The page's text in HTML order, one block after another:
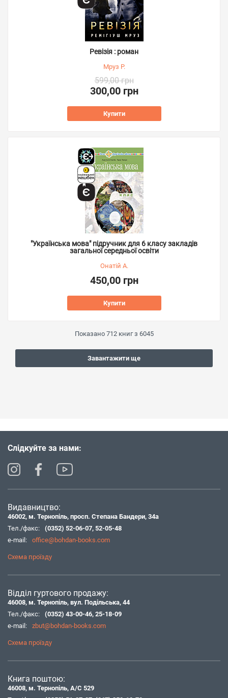
Ревізія : роман
Мруз Р.
599,00 грн
300,00 грн
Купити
"Українська мова" підручник для 6 класу закладів
загальної середньої освіти
Онатій А.
450,00 грн
Купити
Показано 712книг з 6045
Завантажити ще
Слідкуйте за нами:
Видавництво:
46002, м. Тернопіль, просп. Степана Бандери, 34а
Тел./факс:
(0352) 52-06-07, 52-05-48
e-mail:
office@bohdan-books.com
Схема проїзду
Відділ гуртового продажу:
46008, м. Тернопіль, вул. Подільська, 44
Тел./факс:
(0352) 43-00-46, 25-18-09
e-mail:
zbut@bohdan-books.com
Схема проїзду
Книга поштою:
46008, м. Тернопіль, А/С 529